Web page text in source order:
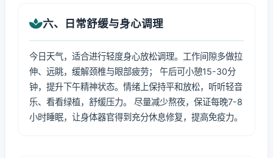
六、日常舒缓与身心调理
今日天气，适合进行轻度身心放松调理。工作间隙多做拉
伸、远眺，缓解颈椎与眼部疲劳； 午后可小憩15-30分
钟，提升下午精神状态。情绪上保持平和放松，听听轻音
乐、看看绿植，舒缓压力。 尽量减少熬夜，保证每晚7-8
小时睡眠，让身体器官得到充分休息修复，提高免疫力。